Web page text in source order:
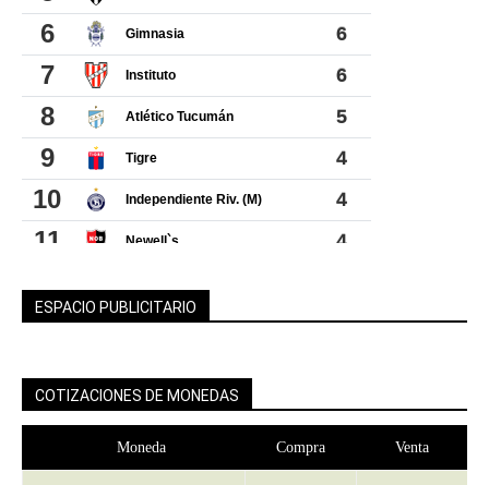
ESPACIO PUBLICITARIO
COTIZACIONES DE MONEDAS
Moneda Compra Venta